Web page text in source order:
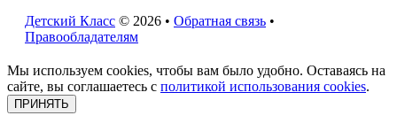
Детский Класс © 2026 • Обратная связь •
Правообладателям
Мы используем cookies, чтобы вам было удобно. Оставаясь на
сайте, вы соглашаетесь с политикой использования cookies.
ПРИНЯТЬ